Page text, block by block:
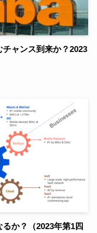
ャンス到来か？2023
か？（2023年第1四